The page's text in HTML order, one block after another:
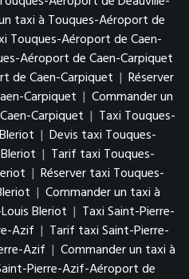
taxi à Touques-Aéroport de
Touques-Aéroport de Caen-
Aéroport de Caen-Carpiquet
de Caen-Carpiquet | Réserver
Carpiquet | Commander un
Carpiquet | Taxi Touques-
| Devis taxi Touques-
| Tarif taxi Touques-
| Réserver taxi Touques-
| Commander un taxi à
Bleriot | Taxi Saint-Pierre-
Azif | Tarif taxi Saint-Pierre-
Azif | Commander un taxi à
Pierre-Azif-Aéroport de